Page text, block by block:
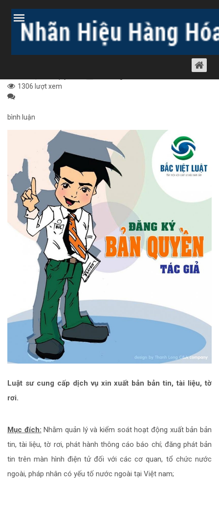
LUẬT SƯ CUNG CẤP DỊCH VỤ XIN XUẤT
1306 lượt xem
bình luận
Luật sư cung cấp dịch vụ xin xuất bản bản tin, tài liệu, tờ
rơi.
Mục đích: Nhằm quản lý và kiểm soát hoạt động xuất bản bản
tin, tài liệu, tờ rơi, phát hành thông cáo báo chí; đăng phát bản
tin trên màn hình điện tử đối với các cơ quan, tổ chức nước
ngoài, pháp nhân có yếu tố nước ngoài tại Việt nam;